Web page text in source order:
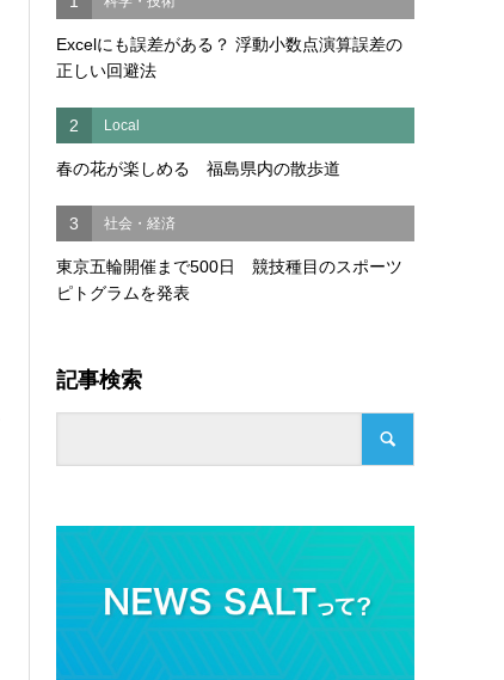
Excelにも誤差がある？ 浮動小数点演算誤差の
正しい回避法
2 Local
春の花が楽しめる 福島県内の散歩道
3 社会・経済
東京五輪開催まで500日 競技種目のスポーツ
ピトグラムを発表
記事検索